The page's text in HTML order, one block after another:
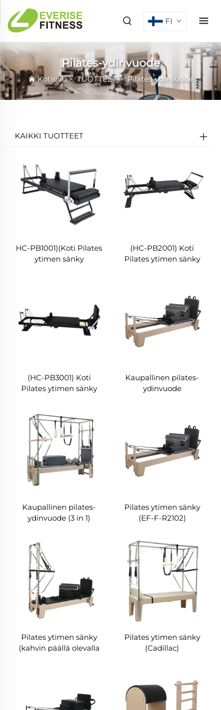
FI
Pilates-ydinvuode
Kotisivu>TUOTTEET>Pilates-ydinvuode
KAIKKI TUOTTEET
HC-PB1001)(Koti Pilates
ytimen sänky
(HC-PB2001) Koti
Pilates ytimen sänky
(HC-PB3001) Koti
Pilates ytimen sänky
Kaupallinen pilates-
ydinvuode
Kaupallinen pilates-
ydinvuode (3 in 1)
Pilates ytimen sänky
(EF-F-R2102)
Pilates ytimen sänky
(kahvin päällä olevalla
Pilates ytimen sänky
(Cadillac)